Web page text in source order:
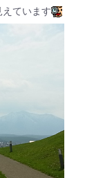
えています